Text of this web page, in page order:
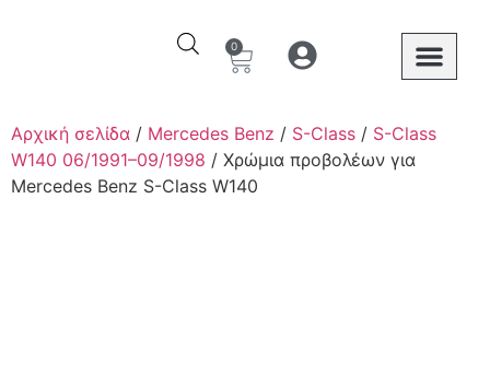
0
Αρχική σελίδα / Mercedes Benz / S-Class / S-Class
W140 06/1991–09/1998 / Χρώμια προβολέων για
Mercedes Benz S-Class W140